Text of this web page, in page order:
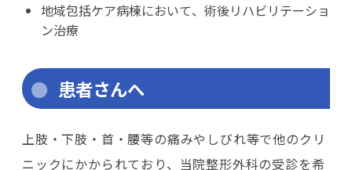
地域包括ケア病棟において、術後リハビリテーショ
ン治療
患者さんへ
上肢・下肢・首・腰等の痛みやしびれ等で他のクリ
ニックにかかられており、当院整形外科の受診を希